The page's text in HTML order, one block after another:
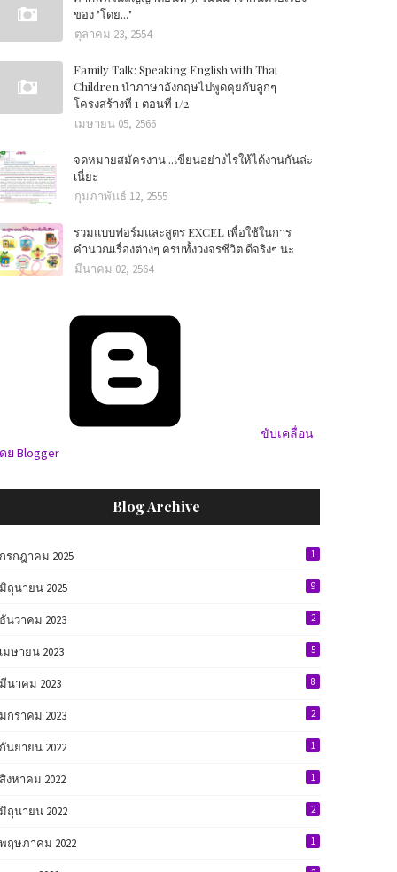
ของ "โดย..."
ตุลาคม 23, 2554
Family Talk: Speaking English with Thai
Children นำภาษาอังกฤษไปพูดคุยกับลูกๆ
โครงสร้างที่ 1 ตอนที่ 1/2
เมษายน 05, 2566
จดหมายสมัครงาน...เขียนอย่างไรให้ได้งานกันล่ะ
เนี่ยะ
กุมภาพันธ์ 12, 2555
รวมแบบฟอร์มและสูตร EXCEL เพื่อใช้ในการ
คำนวณเรื่องต่างๆ ครบทั้งวงจรชีวิต ดีจริงๆ นะ
มีนาคม 02, 2564
ขับเคลื่อน
ย Blogger
Blog Archive
กรกฎาคม 2025 1
มิถุนายน 2025 9
ธันวาคม 2023 2
เมษายน 2023 5
มีนาคม 2023 8
มกราคม 2023 2
กันยายน 2022 1
สิงหาคม 2022 1
มิถุนายน 2022 2
พฤษภาคม 2022 1